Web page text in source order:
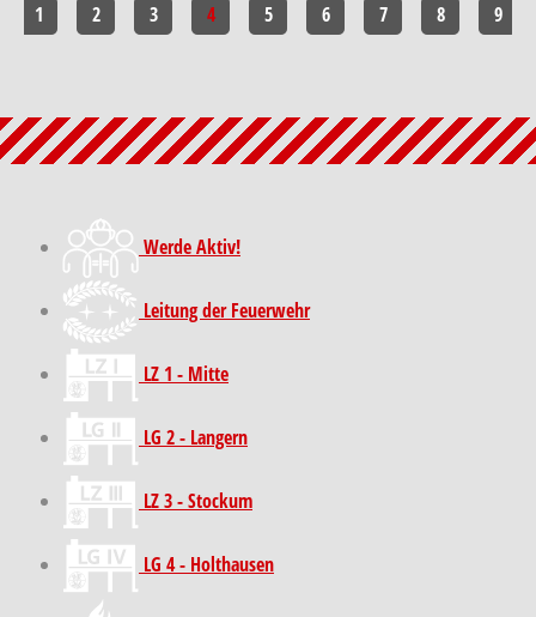
1 2 3 4 5 6 7 8 9
Werde Aktiv!
Leitung der Feuerwehr
LZ 1 - Mitte
LG 2 - Langern
LZ 3 - Stockum
LG 4 - Holthausen